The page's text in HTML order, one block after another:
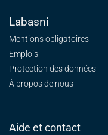
Labasni
Mentions obligatoires
Emplois
Protection des données
À propos de nous
Aide et contact